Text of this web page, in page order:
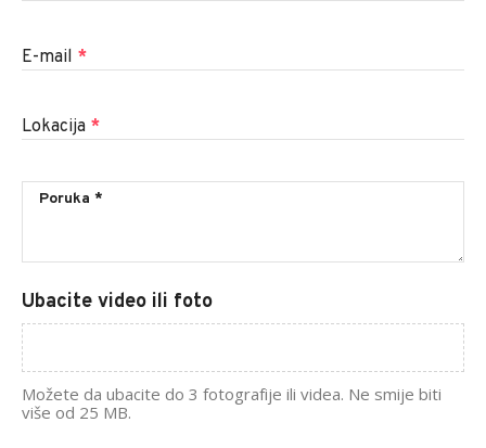
E-mail *
Lokacija *
Ubacite video ili foto
Možete da ubacite do 3 fotografije ili videa. Ne smije biti
više od 25 MB.